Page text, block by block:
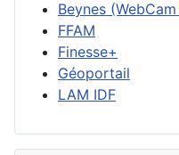
Beynes
FFAM
Finesse+
Géoportail
LAM IDF